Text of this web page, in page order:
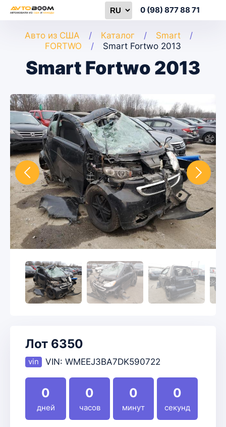
0 (98) 877 88 71
Авто из США Каталог
Smart
FORTWO
Smart Fortwo 2013
Smart Fortwo 2013
Лот 6350
VIN: WMEEJ3BA7DK590722
0
дней
0
часов
0
минут
0
секунд